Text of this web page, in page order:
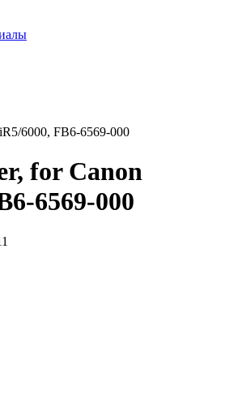
6000, FB6-6569-000
for Canon
6569-000